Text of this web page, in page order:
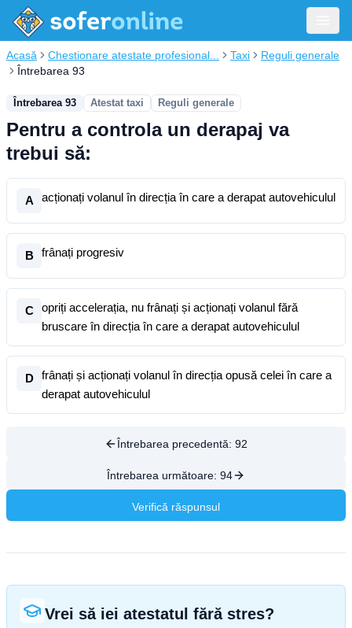
Acasă Chestionare atestate profesional... Taxi
Reguli generale
Întrebarea 93
Întrebarea 93 Atestat taxi Reguli generale
Pentru a controla un derapaj va
trebui să:
A acționați volanul în direcția în care a derapat autovehiculul
B frânați progresiv
C
opriți accelerația, nu frânați și acționați volanul fără
bruscare în direcția în care a derapat autovehiculul
D
frânați și acționați volanul în direcția opusă celei în care a
derapat autovehiculul
Întrebarea precedentă: 92
Întrebarea următoare: 94
Verifică răspunsul
Vrei să iei atestatul fără stres?